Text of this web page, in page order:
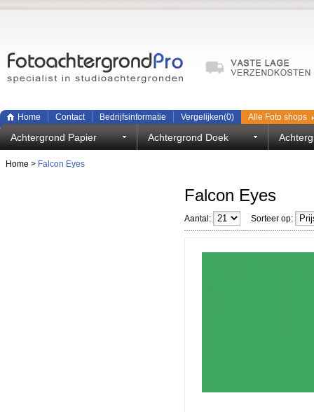
Home Contact Bedrijfsinformatie Vergelijken(0) Alle Foto shops
Achtergrond Papier Achtergrond Doek
Home > Falcon Eyes
Falcon Eyes
Aantal: Sorteer op: